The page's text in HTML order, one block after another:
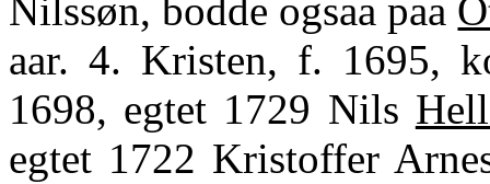
Nilssøn, bodde ogsaa paa
aar. 4. Kristen, f. 1695,
1698, egtet 1729 Nils
egtet 1722 Kristoffer